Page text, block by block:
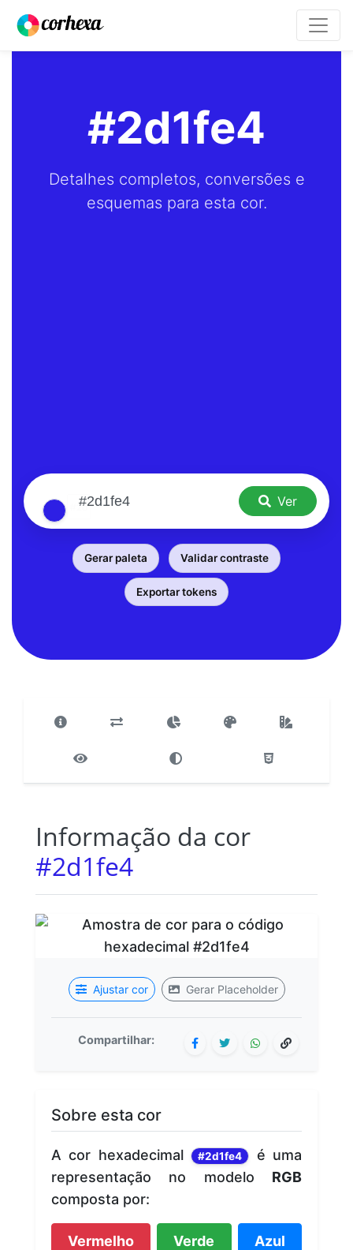
#2d1fe4
Detalhes completos, conversões e
esquemas para esta cor.
Ver
Gerar paleta Validar contraste
Exportar tokens
Informação da cor
#2d1fe4
Ajustar cor Gerar Placeholder
Compartilhar:
Sobre esta cor
A cor hexadecimal #2d1fe4
é uma
representação no modelo RGB
composta por:
Vermelho Verde Azul